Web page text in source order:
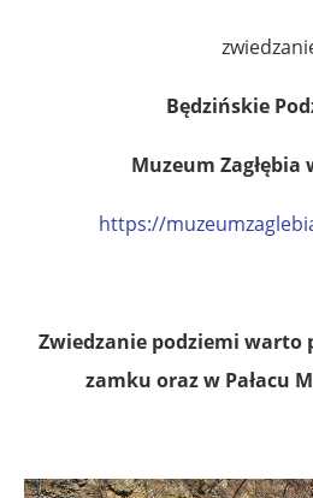
Będzińskie
Muzeum Zagłębia
https://
Zwiedzanie podziemi warto
zamku oraz w Pałacu